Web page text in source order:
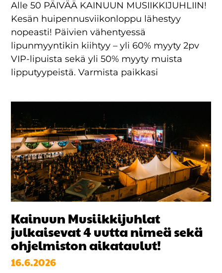
Alle 50 PÄIVÄÄ KAINUUN MUSIIKKIJUHLIIN!
Kesän huipennusviikonloppu lähestyy
nopeasti! Päivien vähentyessä
lipunmyyntikin kiihtyy – yli 60% myyty 2pv
VIP-lipuista sekä yli 50% myyty muista
lipputyypeistä. Varmista paikkasi
Kainuun Musiikkijuhlat
julkaisevat 4 uutta nimeä sekä
ohjelmiston aikataulut!
16.6.2026